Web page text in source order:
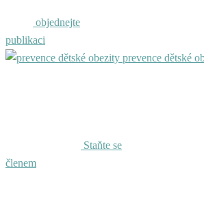
objednejte
publikaci
prevence dětské
Staňte se
členem